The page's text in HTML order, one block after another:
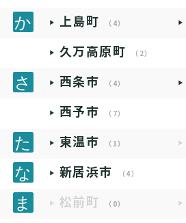
上島町 （4）
久万高原町 （2）
西条市 （4）
西予市 （7）
東温市 （1）
新居浜市 （4）
松前町 （0）